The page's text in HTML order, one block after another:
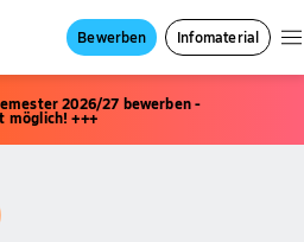
Bewerben Infomaterial
2026/27 bewerben -
möglich! +++